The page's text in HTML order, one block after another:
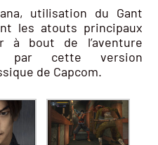
utilisation du Gant
les atouts principaux
à bout de l’aventure
par cette version
de Capcom.